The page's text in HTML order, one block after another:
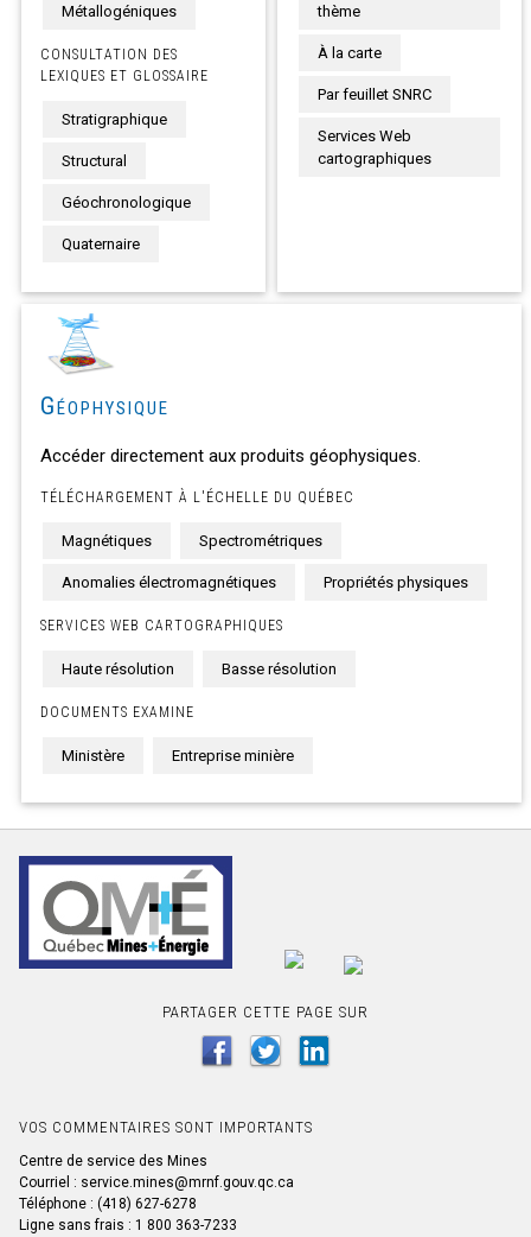
Métallogéniques
CONSULTATION DES
LEXIQUES ET GLOSSAIRE
Stratigraphique
Structural
Géochronologique
Quaternaire
thème
À la carte
Par feuillet SNRC
Services Web
cartographiques
Géophysique
Accéder directement aux produits géophysiques.
TÉLÉCHARGEMENT À L'ÉCHELLE DU QUÉBEC
Magnétiques Spectrométriques
Anomalies électromagnétiques Propriétés physiques
SERVICES WEB CARTOGRAPHIQUES
Haute résolution Basse résolution
DOCUMENTS EXAMINE
Ministère Entreprise minière
PARTAGER CETTE PAGE SUR
VOS COMMENTAIRES SONT IMPORTANTS
Centre de service des Mines
Courriel : service.mines@mrnf.gouv.qc.ca
Téléphone : (418) 627-6278
Ligne sans frais : 1 800 363-7233